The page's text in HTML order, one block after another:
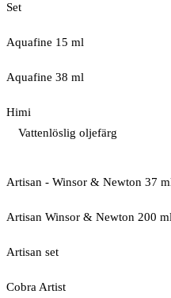
Set
Aquafine 15 ml
Aquafine 38 ml
Himi
Vattenlöslig oljefärg
Artisan - Winsor & Newton 37
Artisan Winsor & Newton 200 ml
Artisan set
Cobra Artist